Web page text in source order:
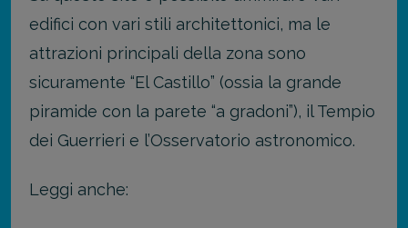
edifici con vari stili architettonici, ma le
attrazioni principali della zona sono
sicuramente “El Castillo” (ossia la grande
piramide con la parete “a gradoni”), il Tempio
dei Guerrieri e l’Osservatorio astronomico.
Leggi anche: